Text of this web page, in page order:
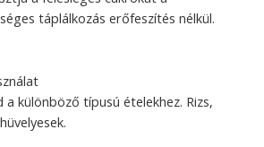
táplálkozás erőfeszítés nélkül.
különböző típusú ételekhez. Rizs,